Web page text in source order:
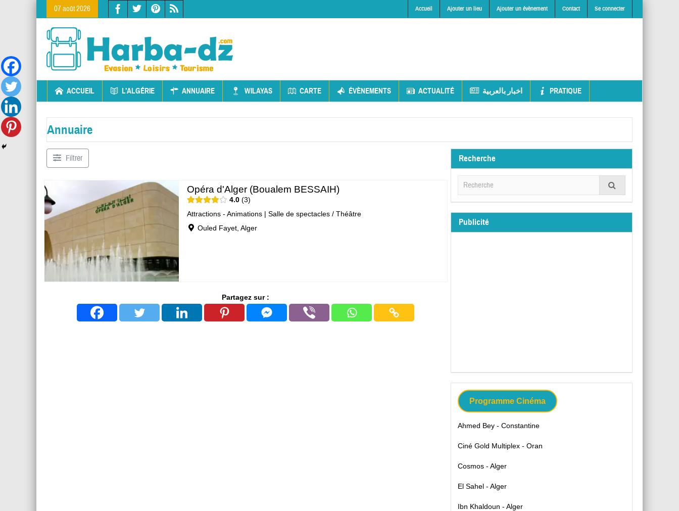
07 août 2026 Accueil Ajouter un lieu Ajouter un évènement Contact Se connecter
ACCUEIL L’ALGÉRIE ANNUAIRE WILAYAS CARTE ÉVÈNEMENTS ACTUALITÉ اخبار بالعربية PRATIQUE
Annuaire
Filtrer
Opéra d'Alger (Boualem BESSAIH)
4.0 3
Attractions - Animations| Salle de spectacles / Théâtre
Ouled Fayet, Alger
Partagez sur :
Recherche
Publicité
Programme Cinéma
Ahmed Bey - Constantine
Ciné Gold Multiplex - Oran
Cosmos - Alger
El Sahel - Alger
Ibn Khaldoun - Alger